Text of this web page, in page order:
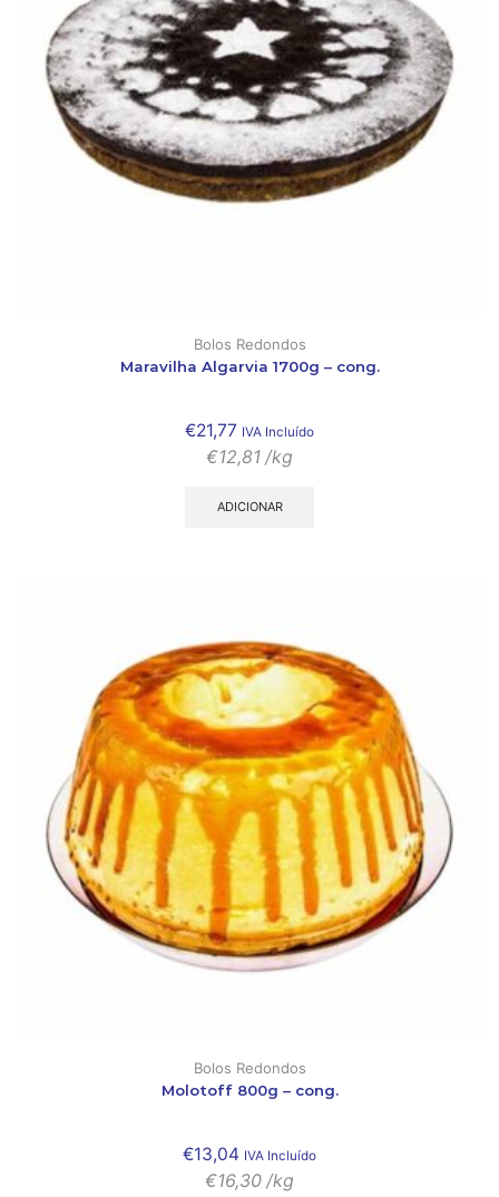
Bolos Redondos
Maravilha Algarvia 1700g – cong.
€21,77 IVA Incluído
€12,81 /kg
ADICIONAR
Bolos Redondos
Molotoff 800g – cong.
€13,04 IVA Incluído
€16,30 /kg